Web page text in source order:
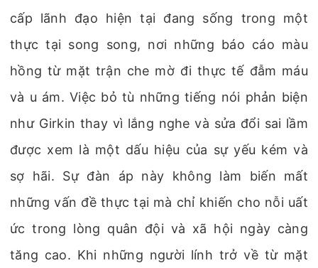
cấp lãnh đạo hiện tại đang sống trong một
thực tại song song, nơi những báo cáo màu
hồng từ mặt trận che mờ đi thực tế đẫm máu
và u ám. Việc bỏ tù những tiếng nói phản biện
như Girkin thay vì lắng nghe và sửa đổi sai lầm
được xem là một dấu hiệu của sự yếu kém và
sợ hãi. Sự đàn áp này không làm biến mất
những vấn đề thực tại mà chỉ khiến cho nỗi uất
ức trong lòng quân đội và xã hội ngày càng
tăng cao. Khi những người lính trở về từ mặt